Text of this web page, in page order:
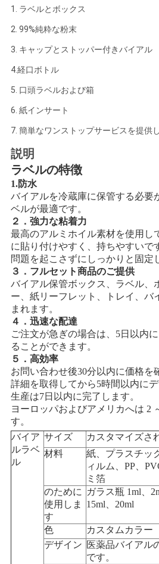
い
ニ
ュ
ス
場
合
地
図
PRIVACY
POLICY
1. ラベルとボックス
2. 99%純粋な粉末
3. キャップとストッパー付きバイアル
4.経口ボトル
5. 口頭ラベルおよび箱
6. 紙インサート
7. 簡単なワンストップサービスを提供
説明
ラベルの特徴
1.防水
バイアルを冷蔵庫に保管する必要
ベルが最適です。
２．強力な粘着力
最高のアルミホイル素材を使用し
に貼り付けやすく、持ちやすいで
問題を起こさずにしっかりと固定
３．フルセット商品のご提供
バイアル保管ボックス、ラベル、
ー、紙リーフレット、トレイ、バ
まれます。
４．迅速な配達
ご注文が急ぎの場合は、5日以内
ることができます。
５．高効率
お問い合わせ後30分以内に価格を
詳細を取得してから5時間以内にデ
生産は7日以内に完了します。
ヨーロッパおよびアメリカへは 2
す。
バイア
ルラベ
ル
サイズ
カスタマイズさ
材料
紙、プラスチッ
ィルム、PP、
ミ箔
のために
使用しま
す
ガラス瓶 1ml、
15ml、20ml
色
カスタムカラー
デザイン
医薬品バイアル
です。